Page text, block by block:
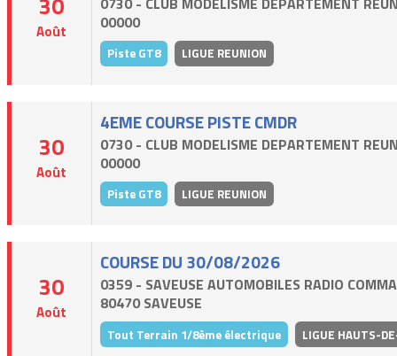
Août
00000
Piste GT8 LIGUE REUNION
30
Août
4EME COURSE PISTE CMDR
0730 - CLUB MODELISME DEPARTEMENT
00000
Piste GT8 LIGUE REUNION
30
Août
COURSE DU 30/08/2026
0359 - SAVEUSE AUTOMOBILES RADIO
80470 SAVEUSE
Tout Terrain 1/8ème électrique LIGUE HAUTS-